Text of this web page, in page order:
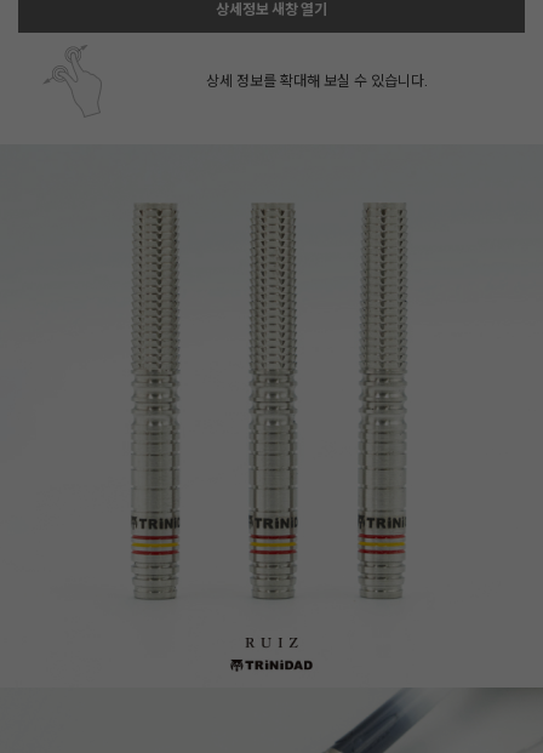
페이코 ID로 페
PAYCO 바로구매
상세정보 새창 열기
상세 정보를 확대해 보실 수 있습니다.